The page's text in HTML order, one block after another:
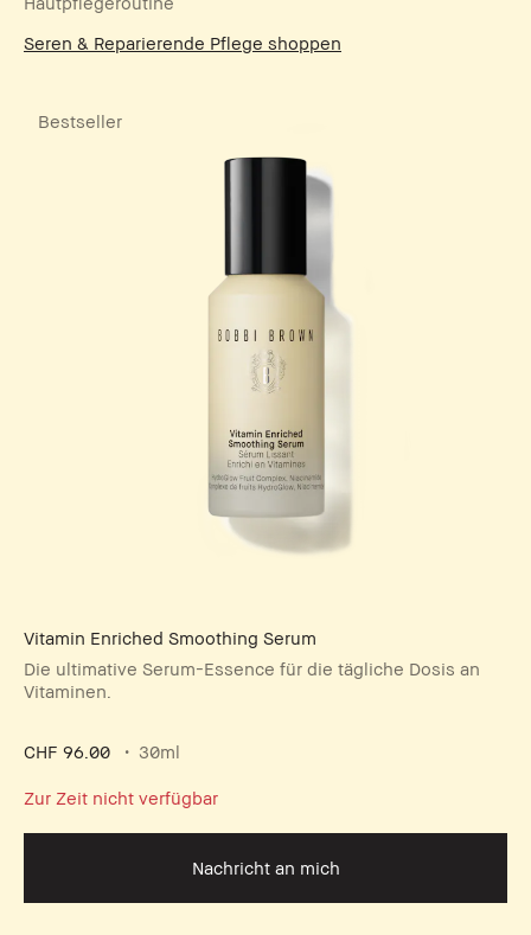
Seren & Reparierende Pflege shoppen
Bestseller
Vitamin Enriched Smoothing Serum
Die ultimative Serum-Essence für die tägliche Dosis an
Vitaminen.
CHF 96.00 30ml
Zur Zeit nicht verfügbar
Nachricht an mich